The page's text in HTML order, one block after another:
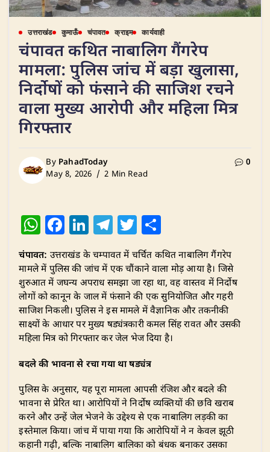
उत्तराखंड कुमाऊँ चंपावत क्राइम कार्यवाही
चंपावत कथित नाबालिग गैंगरेप
मामला: पुलिस जांच में बड़ा खुलासा,
निर्दोषों को फंसाने की साजिश रचने
वाला मुख्य आरोपी और महिला मित्र
गिरफ्तार
By PahadToday
May 8, 2026
2 Min Read
0
W
at
s
A
p
p
F
a
c
e
b
o
o
k
Li
k
e
dI
n
T
el
e
g
ra
m
T
w
it
te
r
h
ar
e
चंपावत: उत्तराखंड के चम्पावत में चर्चित कथित नाबालिग गैंगरेप
मामले में पुलिस की जांच में एक चौंकाने वाला मोड़ आया है। जिसे
शुरुआत में जघन्य अपराध समझा जा रहा था, वह वास्तव में निर्दोष
लोगों को कानून के जाल में फंसाने की एक सुनियोजित और गहरी
साजिश निकली। पुलिस ने इस मामले में वैज्ञानिक और तकनीकी
साक्ष्यों के आधार पर मुख्य षड्यंत्रकारी कमल सिंह रावत और उसकी
महिला मित्र को गिरफ्तार कर जेल भेज दिया है।
बदले की भावना से रचा गया था षड्यंत्र
पुलिस के अनुसार, यह पूरा मामला आपसी रंजिश और बदले की
भावना से प्रेरित था। आरोपियों ने निर्दोष व्यक्तियों की छवि खराब
करने और उन्हें जेल भेजने के उद्देश्य से एक नाबालिग लड़की का
इस्तेमाल किया। जांच में पाया गया कि आरोपियों ने न केवल झूठी
कहानी गढ़ी, बल्कि नाबालिग बालिका को बंधक बनाकर उसका